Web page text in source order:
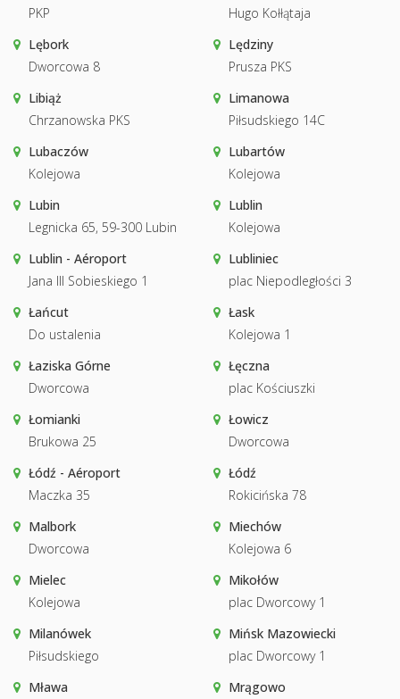
PKP
Hugo Kołłątaja
Lębork
Dworcowa 8
Lędziny
Prusza PKS
Libiąż
Chrzanowska PKS
Limanowa
Piłsudskiego 14C
Lubaczów
Kolejowa
Lubartów
Kolejowa
Lubin
Legnicka 65, 59-300 Lubin
Lublin
Kolejowa
Lublin - Aéroport
Jana III Sobieskiego 1
Lubliniec
plac Niepodległości 3
Łańcut
Do ustalenia
Łask
Kolejowa 1
Łaziska Górne
Dworcowa
Łęczna
plac Kościuszki
Łomianki
Brukowa 25
Łowicz
Dworcowa
Łódź - Aéroport
Maczka 35
Łódź
Rokicińska 78
Malbork
Dworcowa
Miechów
Kolejowa 6
Mielec
Kolejowa
Mikołów
plac Dworcowy 1
Milanówek
Piłsudskiego
Mińsk Mazowiecki
plac Dworcowy 1
Mława
Mrągowo